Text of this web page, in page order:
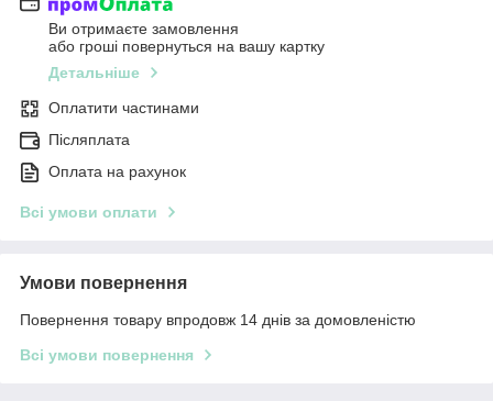
Ви отримаєте замовлення
або гроші повернуться на вашу картку
Детальніше
Оплатити частинами
Післяплата
Оплата на рахунок
Всі умови оплати
Умови повернення
Повернення товару впродовж 14 днів за домовленістю
Всі умови повернення